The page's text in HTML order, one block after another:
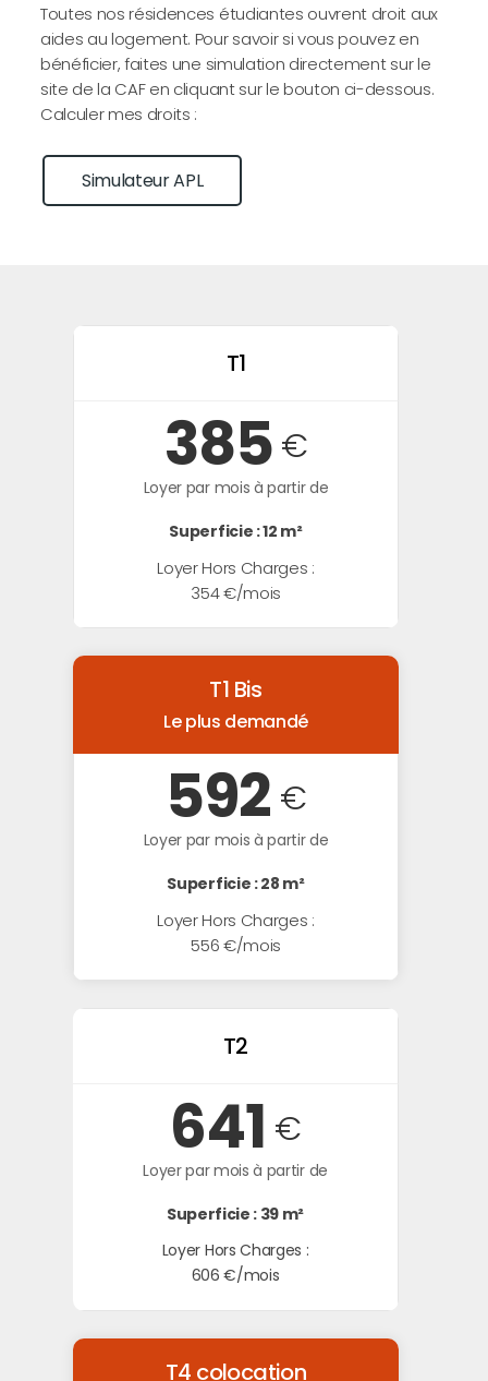
Toutes nos résidences étudiantes ouvrent droit aux
aides au logement. Pour savoir si vous pouvez en
bénéficier, faites une simulation directement sur le
site de la CAF en cliquant sur le bouton ci-dessous.
Calculer mes droits :
Simulateur APL
T1
385 €
Loyer par mois à partir de
Superficie : 12 m²
Loyer Hors Charges :
354 €/mois
T1 Bis
Le plus demandé
592 €
Loyer par mois à partir de
Superficie : 28 m²
Loyer Hors Charges :
556 €/mois
T2
641 €
Loyer par mois à partir de
Superficie : 39 m²
Loyer Hors Charges :
606 €/mois
T4 colocation